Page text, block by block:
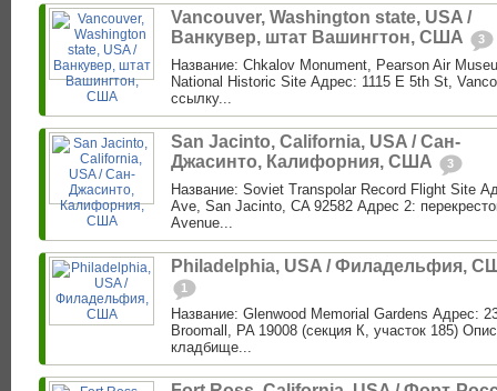
Vancouver, Washington state, USA /
Ванкувер, штат Вашингтон, США
3
Название: Chkalov Monument, Pearson Air
National Historic Site Адрес: 1115 E 5th St,
ссылку...
San Jacinto, California, USA / Сан-
Джасинто, Калифорния, США
3
Название: Soviet Transpolar Record Flight Site
Ave, San Jacinto, CA 92582 Адрес 2:
Avenue...
Philadelphia, USA / Филадельфия,
1
Название: Glenwood Memorial Gardens Адрес:
Broomall, PA 19008 (секция К, участок 185)
кладбище...